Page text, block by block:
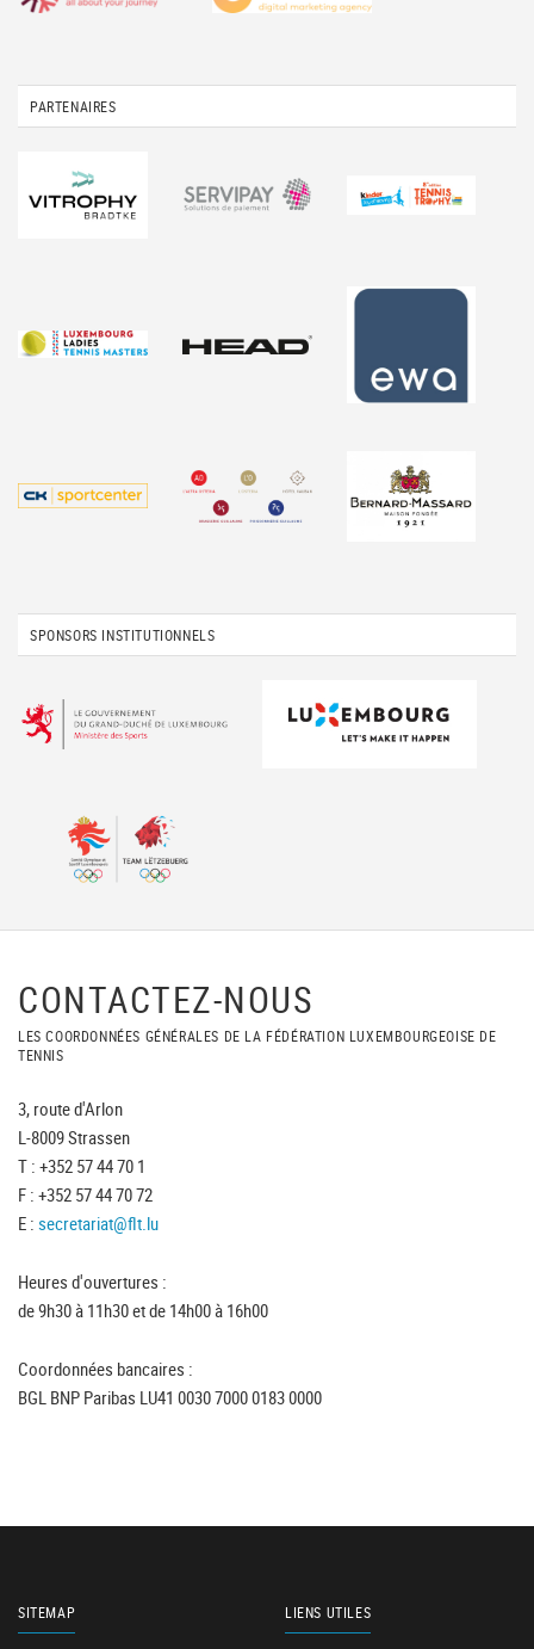
PARTENAIRES
SPONSORS INSTITUTIONNELS
CONTACTEZ-NOUS
LES COORDONNÉES GÉNÉRALES DE LA FÉDÉRATION LUXEMBOURGEOISE DE
TENNIS
3, route d'Arlon
L-8009 Strassen
T : +352 57 44 70 1
F : +352 57 44 70 72
E : secretariat@flt.lu
Heures d'ouvertures :
de 9h30 à 11h30 et de 14h00 à 16h00
Coordonnées bancaires :
BGL BNP Paribas LU41 0030 7000 0183 0000
SITEMAP LIENS UTILES